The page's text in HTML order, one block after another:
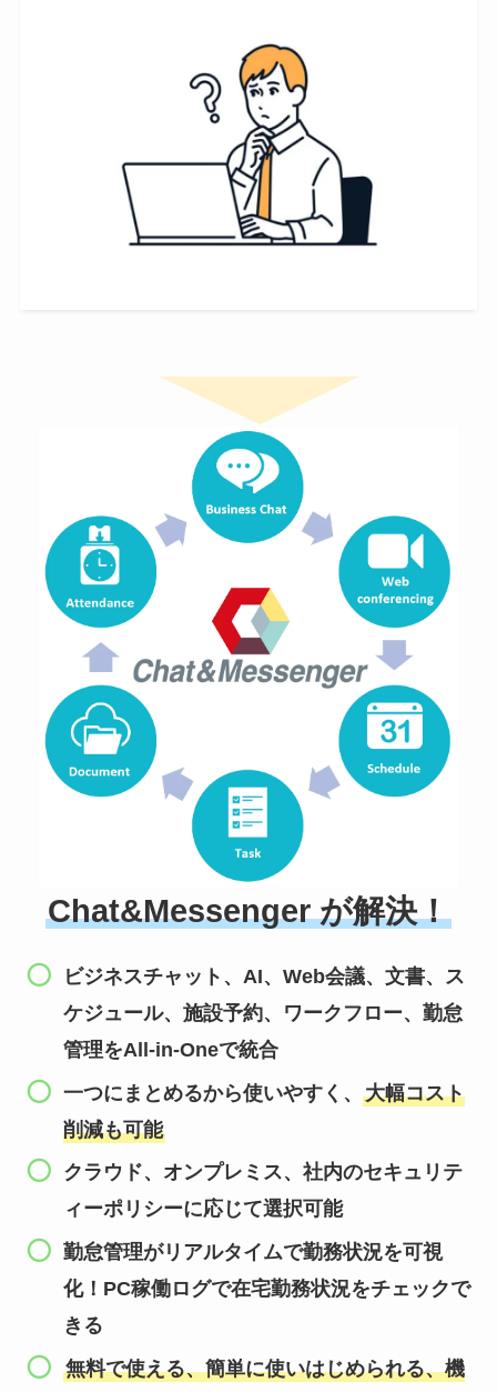
Chat&Messenger が解決！
ビジネスチャット、AI、Web会議、文書、ス
ケジュール、施設予約、ワークフロー、勤怠
管理をAll-in-Oneで統合
一つにまとめるから使いやすく、大幅コスト
削減も可能
クラウド、オンプレミス、社内のセキュリテ
ィーポリシーに応じて選択可能
勤怠管理がリアルタイムで勤務状況を可視
化！PC稼働ログで在宅勤務状況をチェックで
きる
無料で使える、簡単に使いはじめられる、機